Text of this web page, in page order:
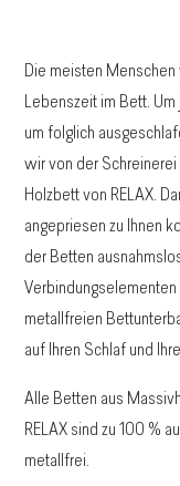
Die meisten Menschen
Lebenszeit im Bett.
um folglich
wir von der
Holzbett von RELAX.
angepriesen zu Ihnen
der Betten
metallfreien
auf Ihren Schlaf und
Alle Betten aus
RELAX sind zu 100 %
metallfrei.